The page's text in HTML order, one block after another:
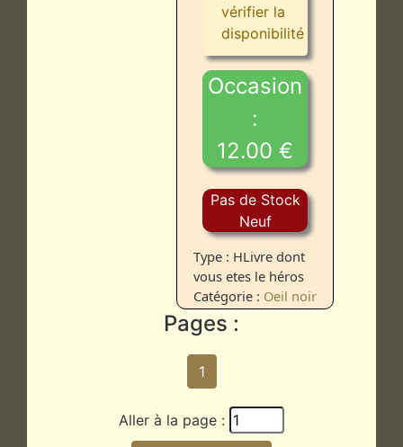
vérifier la
disponibilité
Occasion
:
12.00 €
Pas de Stock
Neuf
Type : HLivre dont
vous etes le héros
Catégorie : Oeil noir
Pages :
1
Aller à la page :